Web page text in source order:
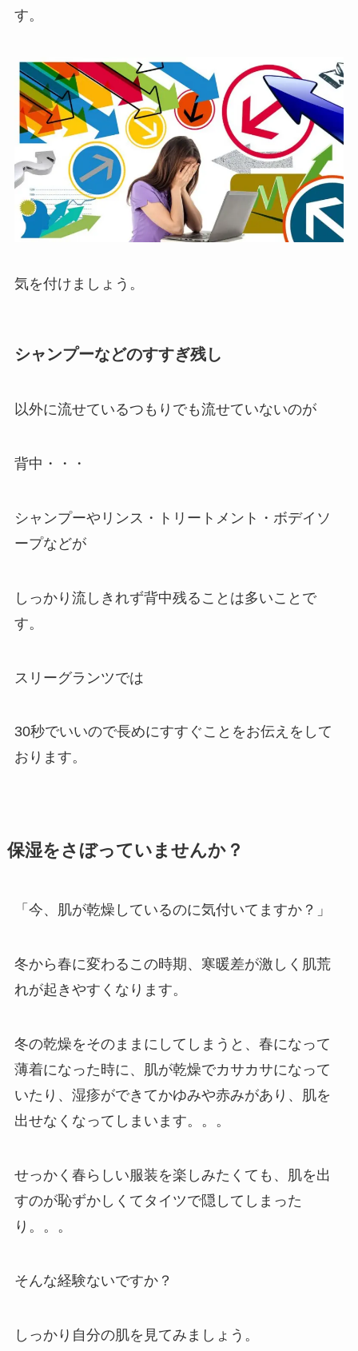
す。
気を付けましょう。
シャンプーなどのすすぎ残し
以外に流せているつもりでも流せていないのが
背中・・・
シャンプーやリンス・トリートメント・ボデイソ
ープなどが
しっかり流しきれず背中残ることは多いことで
す。
スリーグランツでは
30秒でいいので長めにすすぐことをお伝えをして
おります。
保湿をさぼっていませんか？
「今、肌が乾燥しているのに気付いてますか？」
冬から春に変わるこの時期、寒暖差が激しく肌荒
れが起きやすくなります。
冬の乾燥をそのままにしてしまうと、春になって
薄着になった時に、肌が乾燥でカサカサになって
いたり、湿疹ができてかゆみや赤みがあり、肌を
出せなくなってしまいます。。。
せっかく春らしい服装を楽しみたくても、肌を出
すのが恥ずかしくてタイツで隠してしまった
り。。。
そんな経験ないですか？
しっかり自分の肌を見てみましょう。